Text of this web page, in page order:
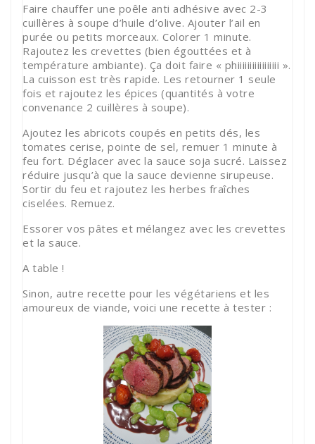
Faire chauffer une poêle anti adhésive avec 2-3
cuillères à soupe d’huile d’olive. Ajouter l’ail en
purée ou petits morceaux. Colorer 1 minute.
Rajoutez les crevettes (bien égouttées et à
température ambiante). Ça doit faire « phiiiiiiiiiiiiiiiii ».
La cuisson est très rapide. Les retourner 1 seule
fois et rajoutez les épices (quantités à votre
convenance 2 cuillères à soupe).
Ajoutez les abricots coupés en petits dés, les
tomates cerise, pointe de sel, remuer 1 minute à
feu fort. Déglacer avec la sauce soja sucré. Laissez
réduire jusqu’à que la sauce devienne sirupeuse.
Sortir du feu et rajoutez les herbes fraîches
ciselées. Remuez.
Essorer vos pâtes et mélangez avec les crevettes
et la sauce.
A table !
Sinon, autre recette pour les végétariens et les
amoureux de viande, voici une recette à tester :